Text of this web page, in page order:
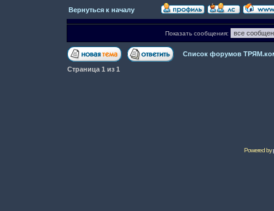
Вернуться к началу
Показать сообщения:
Список форумов
Страница 1 из 1
Powered by